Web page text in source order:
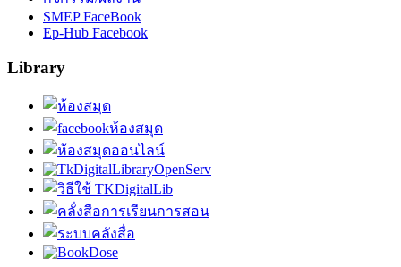
SMEP FaceBook
Ep-Hub Facebook
Library